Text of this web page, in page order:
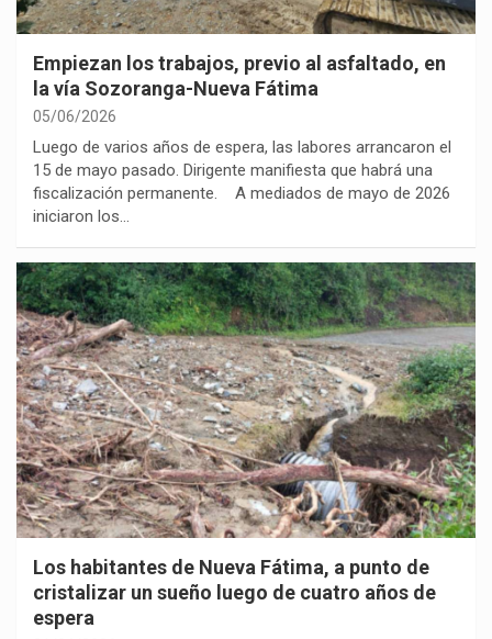
Empiezan los trabajos, previo al asfaltado, en
la vía Sozoranga-Nueva Fátima
05/06/2026
Luego de varios años de espera, las labores arrancaron el
15 de mayo pasado. Dirigente manifiesta que habrá una
fiscalización permanente. A mediados de mayo de 2026
iniciaron los…
Los habitantes de Nueva Fátima, a punto de
cristalizar un sueño luego de cuatro años de
espera